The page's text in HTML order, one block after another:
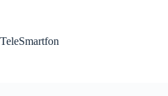
TeleSmartfon